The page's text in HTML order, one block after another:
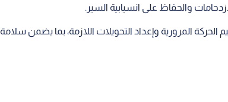
والحفاظ على انسيابية السير.
المرورية وإعداد التحويلات اللازمة، بما يضمن سلامة